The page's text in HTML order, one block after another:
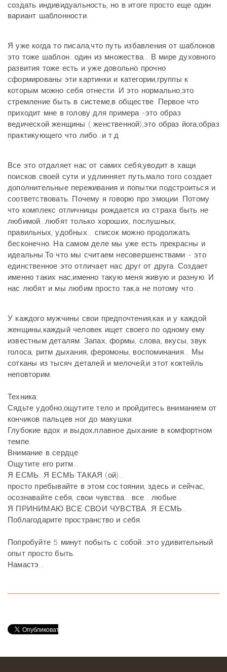
создать индивидуальность, но в итоге просто еще один
вариант шаблонности.
Я уже когда то писала,что путь избавления от шаблонов
это тоже шаблон...один из множества... В мире духовного
развития тоже есть и уже довольно прочно
сформированы эти картинки и категории,группы к
которым можно себя отнести. И это нормально,это
стремление быть в системе,в обществе. Первое что
приходит мне в голову для примера -это образ
ведической женщины ( женственной),это образ йога,образ
практикующего что либо...и т.д
Все это отдаляет нас от самих себя,уводит в хащи
поисков своей сути и удлинняет путь,мало того создает
дополнительные переживания и попытки подстроиться и
соответствовать. Почему я говорю про эмоции. Потому
что комплекс отличницы рождается из страха быть не
любимой...любят только хороших, послушных,
правильных, удобных... список можно продолжать
бесконечно. На самом деле мы уже есть прекрасны и
идеальны.То что мы считаем несовершенствами - это
единственное это отличает нас друг от друга. Создает
именно таких нас,именно такую меня живую и разную. И
нас любят и мы любим просто так,а не потому что...
У каждого мужчины свои предпочтения,как и у каждой
женщины,каждый человек ищет своего по одному ему
известным деталям. Запах, формы, слова, вкусы, звук
голоса, ритм дыхания, феромоны, воспоминания... Мы
сотканы из тысяч деталей и мелочей,и этот коктейль
неповторим.
Техника:
Сядьте удобно,ощутите тело и пройдитесь вниманием от
кончиков пальцев ног до макушки.
Глубокие вдох и выдох,плавное дыхание в комфортном
темпе.
Внимание в сердце.
Ощутите его ритм...
Я ЕСМЬ...Я ЕСМЬ ТАКАЯ (ой)...
просто пребывайте в этом состоянии, здесь и сейчас,
осознавайте себя, свои чувства... все... любые...
Я ПРИНИМАЮ ВСЕ СВОИ ЧУВСТВА...Я ЕСМЬ...
Поблагодарите пространство и себя.
Попробуйте 5 минут побыть с собой...это удивительный
опыт просто быть.
Намастэ...